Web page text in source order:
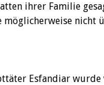
ihrer Familie
nicht
Esfandiar wurde